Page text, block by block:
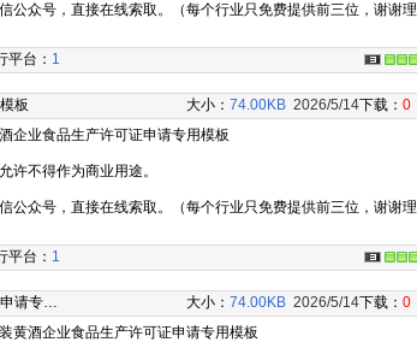
公众号，直接在线索取。（每个行业只免费提供前三位，谢谢理
平台： 1
板 大小： 74.00KB 2026/5/14下载： 0
企业食品生产许可证申请专用模板
许不得作为商业用途。
公众号，直接在线索取。（每个行业只免费提供前三位，谢谢理
平台： 1
申请专… 大小： 74.00KB 2026/5/14下载： 0
黄酒企业食品生产许可证申请专用模板